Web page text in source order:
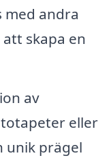
andra
skapa en
av
eller
unik prägel